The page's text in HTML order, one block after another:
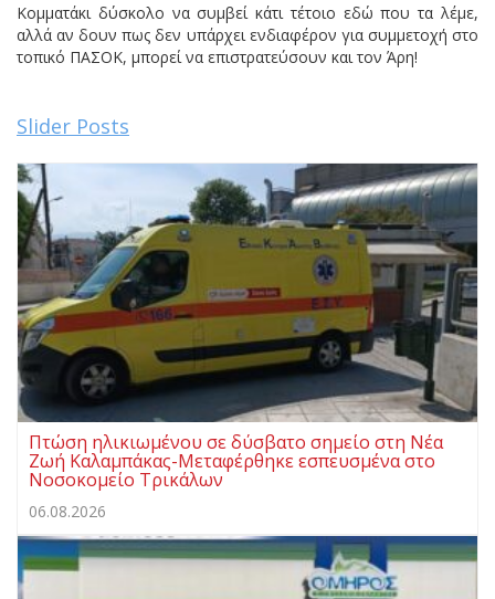
Κομματάκι δύσκολο να συμβεί κάτι τέτοιο εδώ που τα λέμε,
αλλά αν δουν πως δεν υπάρχει ενδιαφέρον για συμμετοχή στο
τοπικό ΠΑΣΟΚ, μπορεί να επιστρατεύσουν και τον Άρη!
Slider Posts
Πτώση ηλικιωμένου σε δύσβατο σημείο στη Νέα
Ζωή Καλαμπάκας-Μεταφέρθηκε εσπευσμένα στο
Νοσοκομείο Τρικάλων
06.08.2026